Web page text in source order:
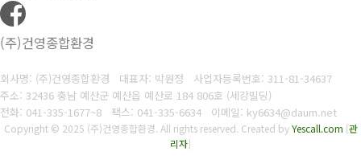
(주)건영종합환경
회사명: (주)건영종합환경 대표자: 박원정 사업자등록번호: 311-81-34637
주소: 32436 충남 예산군 예산읍 예산로 184 806호 (세강빌딩)
전화: 041-335-1677~8
팩스: 041-335-6634 이메일: ky6634@daum.net
Copyright © 2025 (주)건영종합환경. All rights reserved. Created byYescall.com [관
리자]